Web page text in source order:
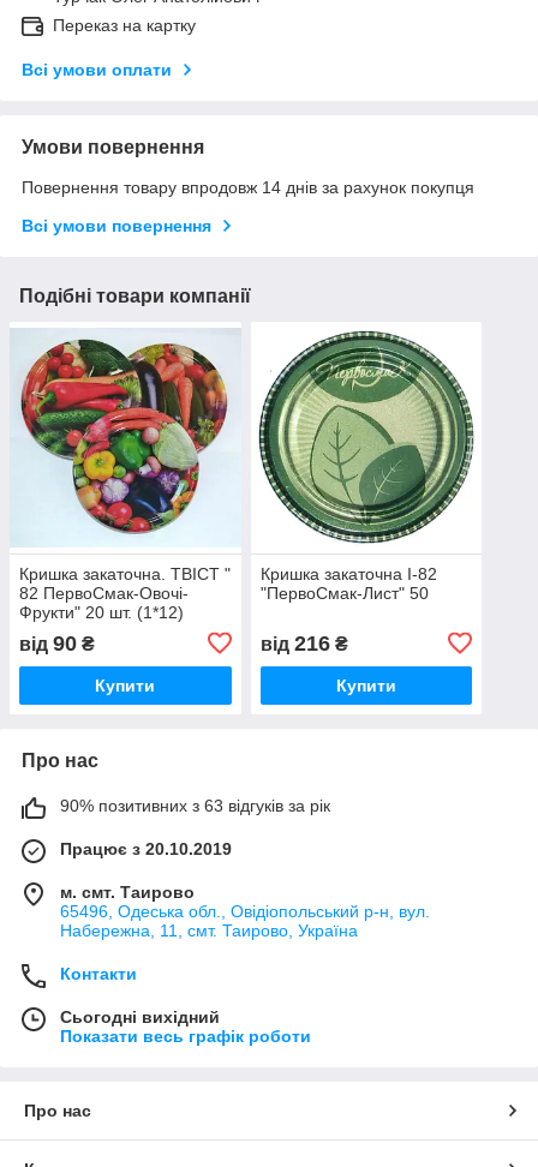
Переказ на картку
Всі умови оплати
Умови повернення
Повернення товару впродовж 14 днів за рахунок покупця
Всі умови повернення
Подібні товари компанії
Кришка закаточна. ТВIСТ "
82 ПервоСмак-Овочi-
Фрукти" 20 шт. (1*12)
від 90 ₴
Купити
Кришка закаточна I-82
"ПервоСмак-Лист" 50
від 216₴
Купити
Про нас
90% позитивних з 63 відгуків за рік
Працює з 20.10.2019
м. смт. Таирово
65496, Одеська обл., Овідіопольський р-н, вул.
Набережна, 11, смт. Таирово, Україна
Контакти
Сьогодні вихідний
Показати весь графік роботи
Про нас